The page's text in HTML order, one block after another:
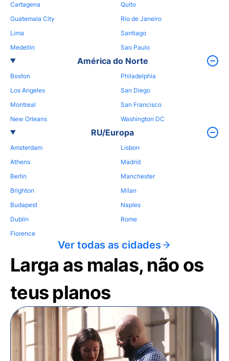
Cartagena
Guatemala City
Lima
Medellin
Quito
Rio de Janeiro
Santiago
Sao Paulo
América do Norte
Boston
Los Angeles
Montreal
New Orleans
Philadelphia
San Diego
San Francisco
Washington DC
RU/Europa
Amsterdam
Athens
Berlin
Brighton
Budapest
Dublin
Florence
Lisbon
Madrid
Manchester
Milan
Naples
Rome
Ver todas as cidades
Larga as malas, não os
teus planos